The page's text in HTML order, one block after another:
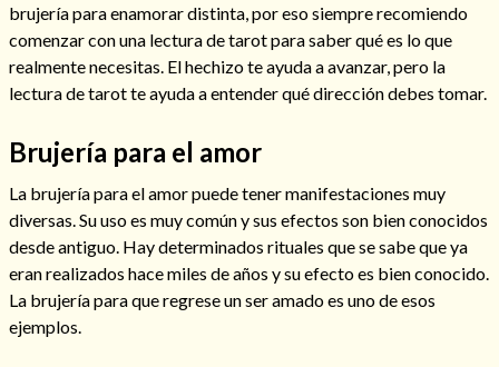
Amarre para recuperar a mi pareja
Cómo alejar a la amante de mi esposo
brujería para enamorar distinta, por eso siempre recomiendo
comenzar con una lectura de tarot para saber qué es lo que
realmente necesitas. El hechizo te ayuda a avanzar, pero la
lectura de tarot te ayuda a entender qué dirección debes tomar.
Brujería para el amor
La brujería para el amor puede tener manifestaciones muy
diversas. Su uso es muy común y sus efectos son bien conocidos
desde antiguo. Hay determinados rituales que se sabe que ya
eran realizados hace miles de años y su efecto es bien conocido.
La brujería para que regrese un ser amado es uno de esos
ejemplos.